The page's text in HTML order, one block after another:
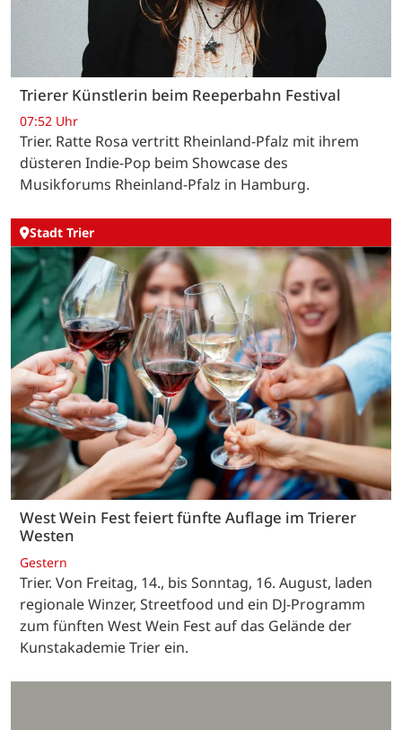
Trierer Künstlerin beim Reeperbahn Festival
07:52 Uhr
Trier. Ratte Rosa vertritt Rheinland-Pfalz mit ihrem
düsteren Indie-Pop beim Showcase des
Musikforums Rheinland-Pfalz in Hamburg.
Stadt Trier
West Wein Fest feiert fünfte Auflage im Trierer
Westen
Gestern
Trier. Von Freitag, 14., bis Sonntag, 16. August, laden
regionale Winzer, Streetfood und ein DJ-Programm
zum fünften West Wein Fest auf das Gelände der
Kunstakademie Trier ein.